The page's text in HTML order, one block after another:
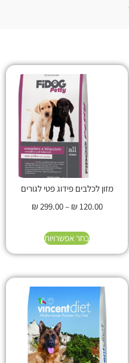
מזון לכלבים פידוג פטי לגורים
₪120.00
–
₪299.00
בחר אפשרויות